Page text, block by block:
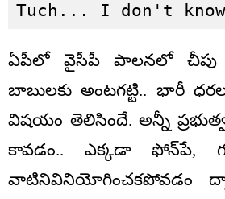
Tuch... I don't
ఏపీలో వైసీపీ పాల‌న‌లో చీపు
బాబుల‌కు అంట‌గ‌ట్టి.. భారీ
విష‌యం తెలిసిందే. అన్నీ
కావ‌డం.. ఎక్క‌డా ఫోన్‌పే,
వాటినివినియోగించ‌క‌పోవ‌డం